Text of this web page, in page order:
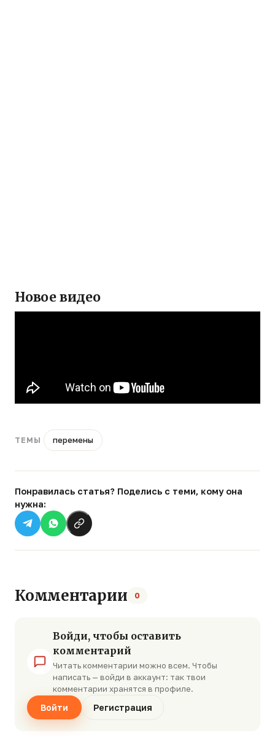
Новое видео
ТЕМЫ перемены
Понравилась статья? Поделись с теми, кому она
нужна:
Комментарии 0
Войди, чтобы оставить
комментарий
Читать комментарии можно всем. Чтобы
написать — войди в аккаунт: так твои
комментарии хранятся в профиле.
Войти Регистрация